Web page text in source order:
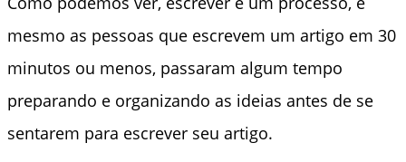
mesmo as pessoas que escrevem um artigo em 30
minutos ou menos, passaram algum tempo
preparando e organizando as ideias antes de se
sentarem para escrever seu artigo.